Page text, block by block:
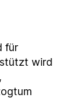
für
wird